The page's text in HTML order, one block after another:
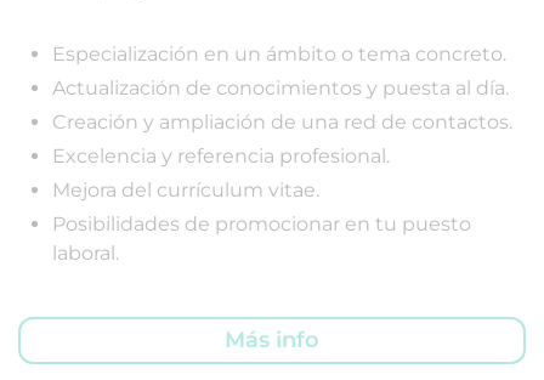
Especialización en un ámbito o tema concreto.
Actualización de conocimientos y puesta al día.
Creación y ampliación de una red de contactos.
Excelencia y referencia profesional.
Mejora del currículum vitae.
Posibilidades de promocionar en tu puesto
laboral.
Más info